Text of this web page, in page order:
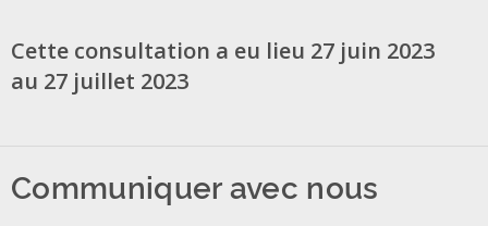
Cette consultation a eu lieu 27 juin 2023
au 27 juillet 2023
Communiquer avec nous